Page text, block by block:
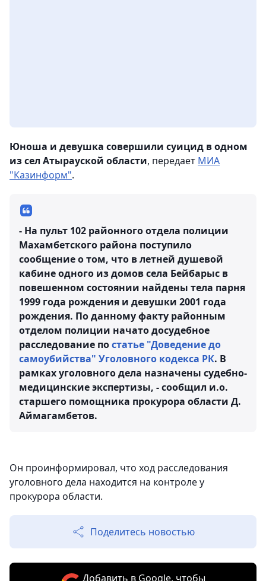
Юноша и девушка совершили суицид в одном
из сел Атырауской области, передает МИА
"Казинформ".
- На пульт 102 районного отдела полиции
Махамбетского района поступило
сообщение о том, что в летней душевой
кабине одного из домов села Бейбарыс в
повешенном состоянии найдены тела парня
1999 года рождения и девушки 2001 года
рождения. По данному факту районным
отделом полиции начато досудебное
расследование постатье "Доведение до
самоубийства" Уголовного кодекса РК. В
рамках уголовного дела назначены судебно-
медицинские экспертизы, - сообщил и.о.
старшего помощника прокурора области Д.
Аймагамбетов.
Он проинформировал, что ход расследования
уголовного дела находится на контроле у
прокурора области.
Поделитесь новостью
Добавить в Google, чтобы